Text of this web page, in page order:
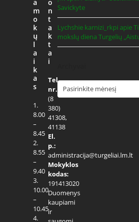
Savickyte
Lychshie karnizi_rkpi apie
mokslų diena Turgelių
Archyvai
a
m
o
k
ų
l
a
i
k
a
s
1.
8.00
–
8.45
2.
8.55
–
9.40
3.
10.00
–
10.45
4.
o
n
t
a
k
t
a
i
Tel.
nr.:
(8
380)
41308,
41138
El.
p.:
administracija@turgeliai.lm.lt
Mokyklos
kodas:
191413020
Duomenys
kaupiami
ir